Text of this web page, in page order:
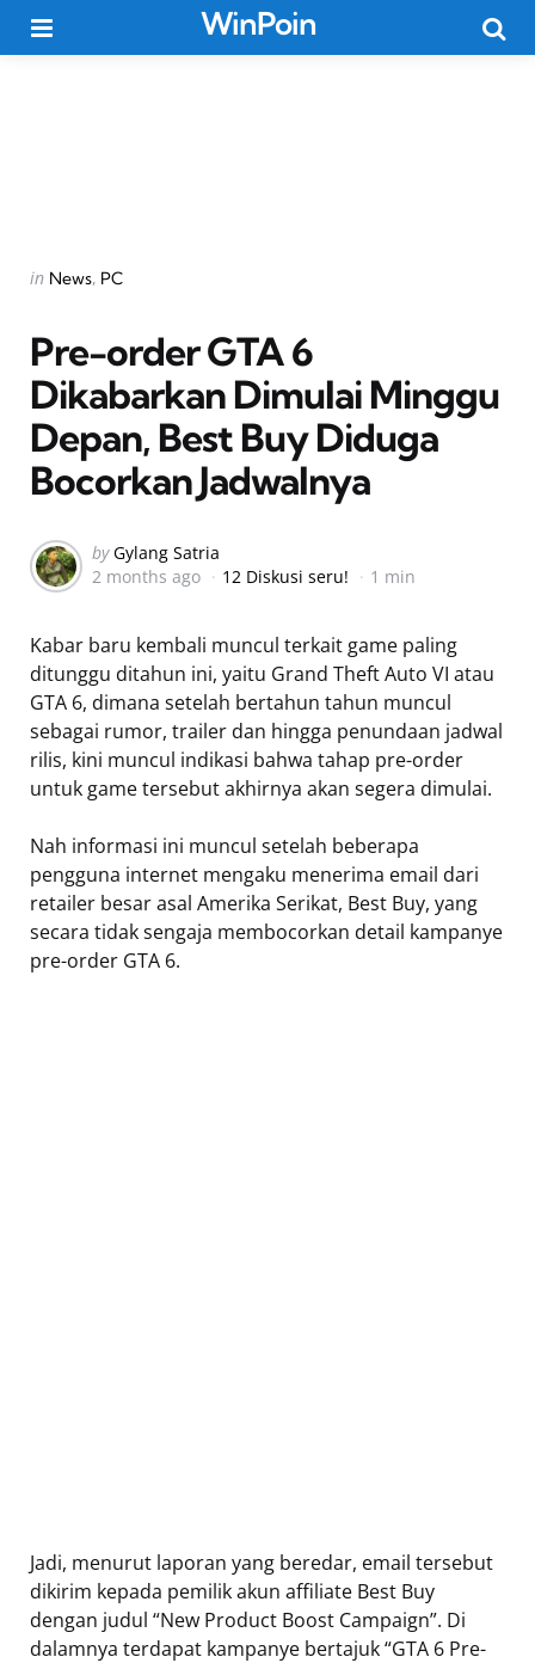
WinPoin
Categories
Posted
in News PC
Pre-order GTA 6
Dikabarkan Dimulai Minggu
Depan, Best Buy Diduga
Bocorkan Jadwalnya
Posted
by
by Gylang Satria
2 months ago
12 Diskusi seru! 1 min
Kabar baru kembali muncul terkait game paling
ditunggu ditahun ini, yaitu Grand Theft Auto VI atau
GTA 6, dimana setelah bertahun tahun muncul
sebagai rumor, trailer dan hingga penundaan jadwal
rilis, kini muncul indikasi bahwa tahap pre-order
untuk game tersebut akhirnya akan segera dimulai.
Nah informasi ini muncul setelah beberapa
pengguna internet mengaku menerima email dari
retailer besar asal Amerika Serikat, Best Buy, yang
secara tidak sengaja membocorkan detail kampanye
pre-order GTA 6.
Jadi, menurut laporan yang beredar, email tersebut
dikirim kepada pemilik akun affiliate Best Buy
dengan judul “New Product Boost Campaign”. Di
dalamnya terdapat kampanye bertajuk “GTA 6 Pre-